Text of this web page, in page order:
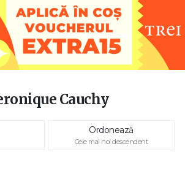
Cauchy
Ordonează
Cele mai noi descendent